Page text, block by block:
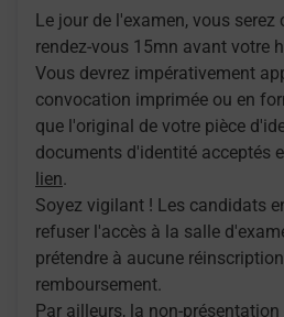
Le jour de l'examen, vous
rendez-vous 15mn avant votre
Vous devrez impérativement
convocation imprimée ou en
que l'original de votre pièce
documents d'identité acceptés
lien.
Soyez vigilant ! Les candidats
refuser l'accès à la salle
prétendre à aucune
remboursement.
Par ailleurs, la non-